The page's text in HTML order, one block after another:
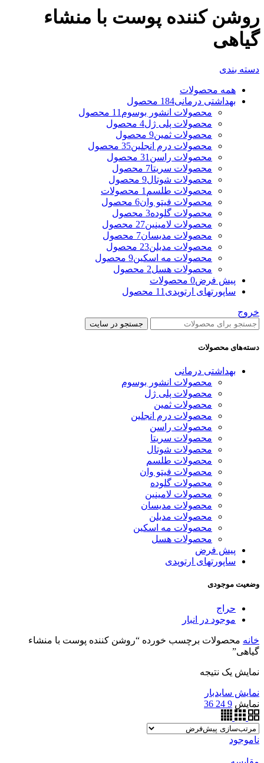
روشن کننده پوست با منشاء
گیاهی
دسته بندی
همه محصولات
بهداشتی درمانی184 محصول
محصولات انشور بوسوم 11 محصول
محصولات پلی ژل4 محصول
محصولات ثمین9 محصول
محصولات درم انجلین35 محصول
محصولات راسن 31 محصول
محصولات سریتا7 محصول
محصولات شوتال9 محصول
محصولات طلسم 1 محصولات
محصولات فیتو وان6 محصول
محصولات گلوده3 محصول
محصولات لامینین27 محصول
محصولات مدیسان7 محصول
محصولات مدیلن23 محصول
محصولات مه اسکین9 محصول
محصولات هسل2 محصول
پیش فرض0 محصولات
ساپورتهای ارتوپدی 11 محصول
خروج
جستجو در سایت
دسته‌های محصولات
بهداشتی درمانی
محصولات انشور بوسوم
محصولات پلی ژل
محصولات ثمین
محصولات درم انجلین
محصولات راسن
محصولات سریتا
محصولات شوتال
محصولات طلسم
محصولات فیتو وان
محصولات گلوده
محصولات لامینین
محصولات مدیسان
محصولات مدیلن
محصولات مه اسکین
محصولات هسل
پیش فرض
ساپورتهای ارتوپدی
وضعیت موجودی
حراج
موجود در انبار
خانه محصولات برچسب خورده “روشن کننده پوست با منشاء
گیاهی”
نمایش یک نتیجه
نمایش سایدبار
نمایش 9
24
36
ناموجود